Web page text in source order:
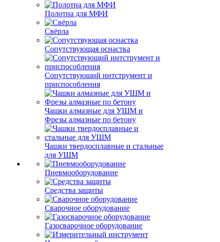
Полотна для МФИ
Свёрла
Сопутствующая оснастка
Сопутствующий интструмент и
приспособления
Чашки алмазные для УШМ и
Фрезы алмазные по бетону
Чашки твердосплавные и стальные
для УШМ
Пневмооборудование
Средства защиты
Сварочное оборудование
Газосварочное оборудование